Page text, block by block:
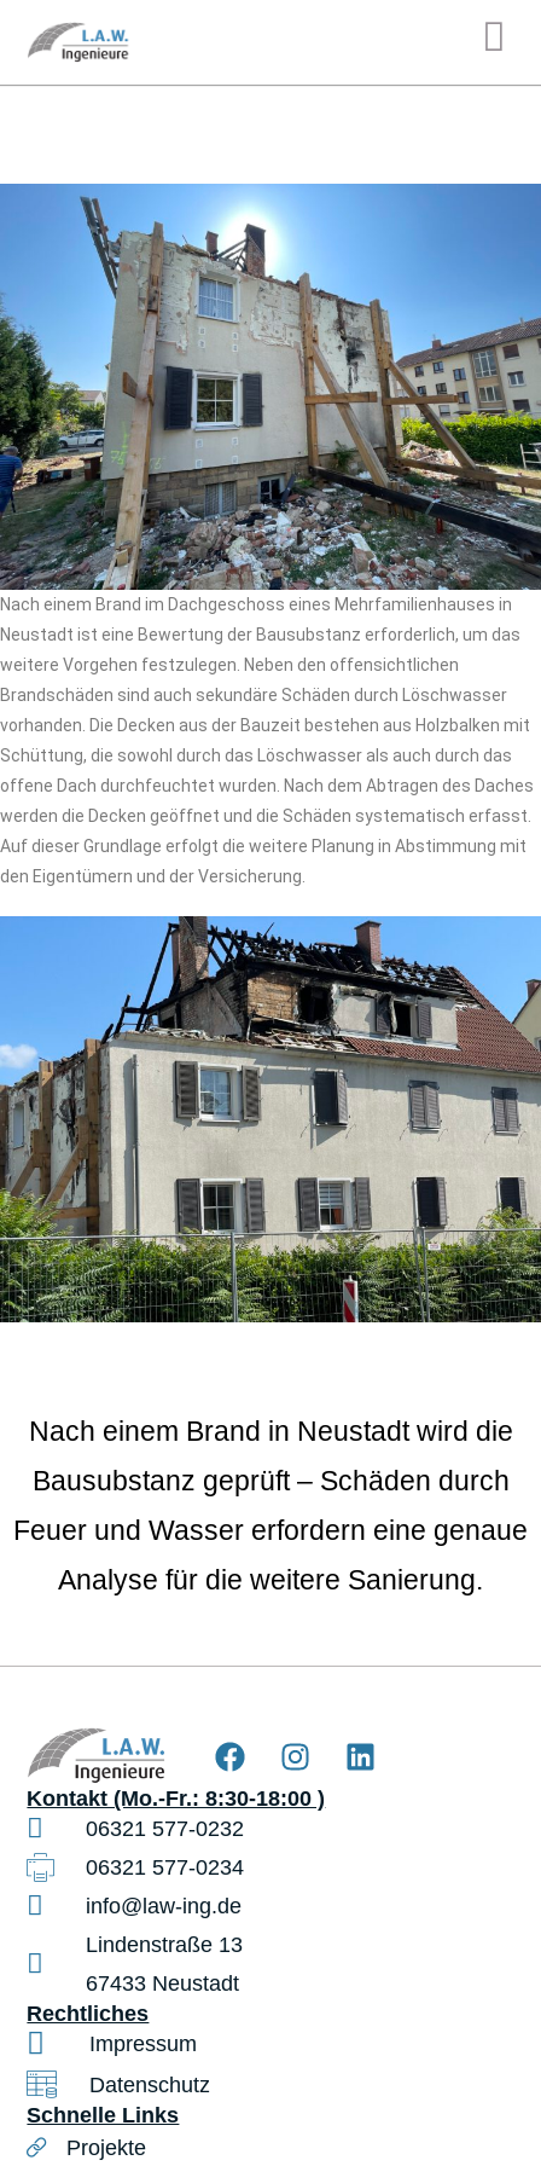
Nach einem Brand im Dachgeschoss eines Mehrfamilienhauses in
Neustadt ist eine Bewertung der Bausubstanz erforderlich, um das
weitere Vorgehen festzulegen. Neben den offensichtlichen
Brandschäden sind auch sekundäre Schäden durch Löschwasser
vorhanden. Die Decken aus der Bauzeit bestehen aus Holzbalken mit
Schüttung, die sowohl durch das Löschwasser als auch durch das
offene Dach durchfeuchtet wurden. Nach dem Abtragen des Daches
werden die Decken geöffnet und die Schäden systematisch erfasst.
Auf dieser Grundlage erfolgt die weitere Planung in Abstimmung mit
den Eigentümern und der Versicherung.
Nach einem Brand in Neustadt wird die
Bausubstanz geprüft – Schäden durch
Feuer und Wasser erfordern eine genaue
Analyse für die weitere Sanierung.
Kontakt (Mo.-Fr.: 8:30-18:00 )
06321 577-0232
06321 577-0234
info@law-ing.de
Lindenstraße 13
67433 Neustadt
Schnelle Links
Projekte
Rechtliches
Impressum
Datenschutz